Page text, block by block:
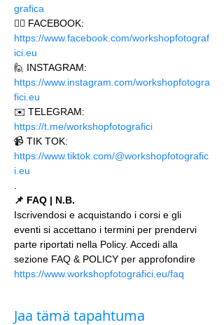
grafica
🙋‍♂️ FACEBOOK:
https://www.facebook.com/workshopfotograf
ici.eu
🙋 INSTAGRAM:
https://www.instagram.com/workshopfotogra
fici.eu
✉️ TELEGRAM:
https://t.me/workshopfotografici
📹 TIK TOK:
https://www.tiktok.com/@workshopfotografic
i.eu
📌 FAQ | N.B.
Iscrivendosi e acquistando i corsi e gli
eventi si accettano i termini per prendervi
parte riportati nella Policy. Accedi alla
sezione FAQ & POLICY per approfondire
https://www.workshopfotografici.eu/faq
Jaa tämä tapahtuma